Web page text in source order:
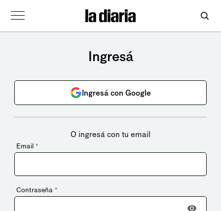
Ingresá
Ingresá con Google
O ingresá con tu email
Email *
Contraseña *